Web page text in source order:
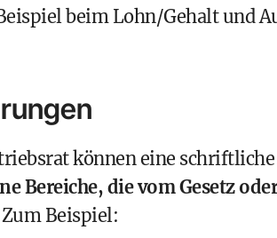
beim Lohn/Gehalt und
können eine
Bereiche, die vom Gesetz
Zum Beispiel: